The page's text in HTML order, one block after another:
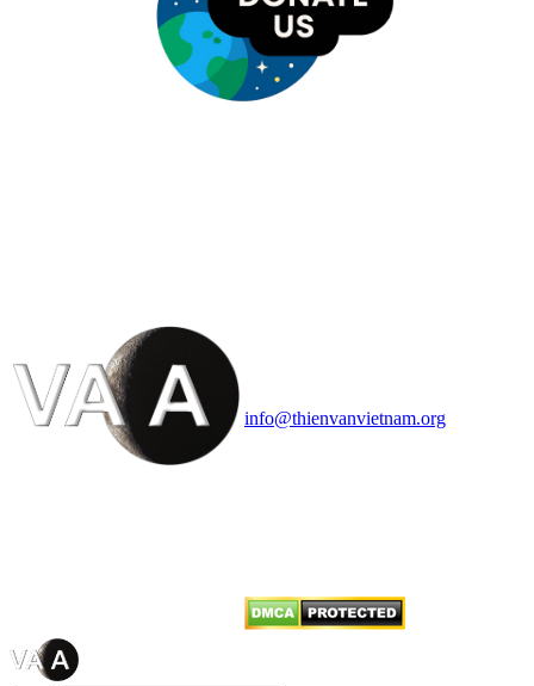
info@thienvanvietnam.org